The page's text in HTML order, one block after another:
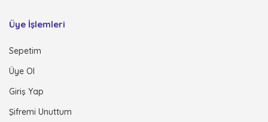
Üye İşlemleri
Sepetim
Üye Ol
Giriş Yap
Şifremi Unuttum